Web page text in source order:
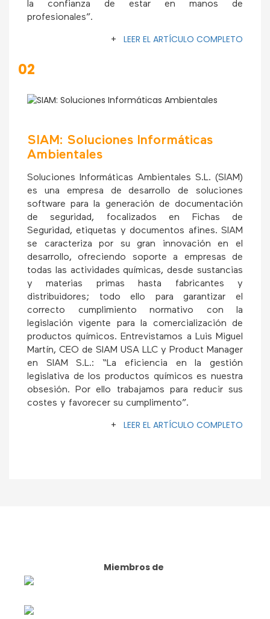
la confianza de estar en manos de
profesionales”.
+ LEER EL ARTÍCULO COMPLETO
02
SIAM: Soluciones Informáticas
Ambientales
Soluciones Informáticas Ambientales S.L. (SIAM)
es una empresa de desarrollo de soluciones
software para la generación de documentación
de seguridad, focalizados en Fichas de
Seguridad, etiquetas y documentos afines. SIAM
se caracteriza por su gran innovación en el
desarrollo, ofreciendo soporte a empresas de
todas las actividades químicas, desde sustancias
y materias primas hasta fabricantes y
distribuidores; todo ello para garantizar el
correcto cumplimiento normativo con la
legislación vigente para la comercialización de
productos químicos. Entrevistamos a Luis Miguel
Martín, CEO de SIAM USA LLC y Product Manager
en SIAM S.L.: “La eficiencia en la gestión
legislativa de los productos químicos es nuestra
obsesión. Por ello trabajamos para reducir sus
costes y favorecer su cumplimento”.
+ LEER EL ARTÍCULO COMPLETO
Miembros de